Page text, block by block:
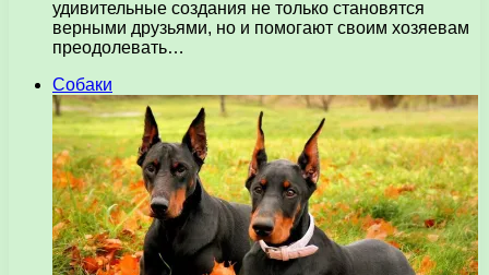
удивительные создания не только становятся
верными друзьями, но и помогают своим хозяевам
преодолевать…
Собаки